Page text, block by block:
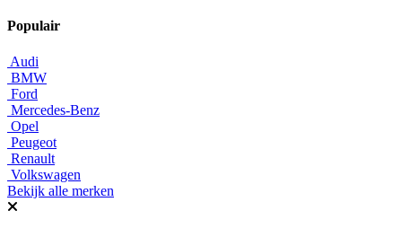
Populair
Audi
BMW
Ford
Mercedes-Benz
Opel
Peugeot
Renault
Volkswagen
Bekijk alle merken